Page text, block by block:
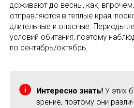
доживают до весны, как, впрочем,
отправляются в теплые края,
длительные и опасные. Периоды
условий обитания, поэтому
по сентябрь/октябрь.
Интересно знать! У этих
зрение, поэтому они